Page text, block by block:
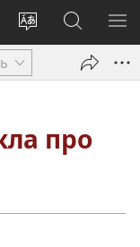
Змінити
мову
сайту
Увійти
(відкривається
у
новому
Пошук
на
сайті
про